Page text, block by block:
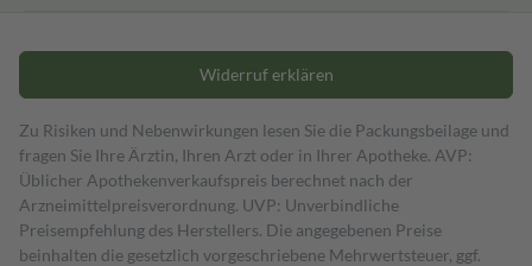
Widerruf erklären
Zu Risiken und Nebenwirkungen lesen Sie die Packungsbeilage und
fragen Sie Ihre Ärztin, Ihren Arzt oder in Ihrer Apotheke. AVP:
Üblicher Apothekenverkaufspreis berechnet nach der
Arzneimittelpreisverordnung. UVP: Unverbindliche
Preisempfehlung des Herstellers. Die angegebenen Preise
beinhalten die gesetzlich vorgeschriebene Mehrwertsteuer, ggf.